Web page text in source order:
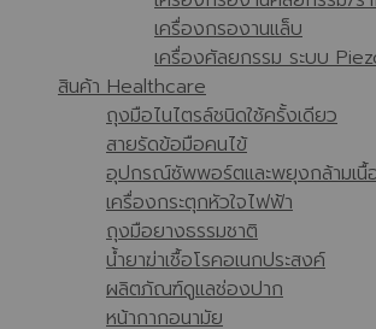
เครื่องกรองานแล็บ
เครื่องศัลยกรรม ระบบ
สินค้า Healthcare
ถุงมือไนไตรล์ชนิดใช้ครั้งเดียว
สายรัดข้อมือคนไข้
อุปกรณ์ซัพพอร์ตและพยุงกล้ามเนื้
เครื่องกระตุกหัวใจไฟฟ้า
ถุงมือยางธรรมชาติ
น้ำยาฆ่าเชื้อโรคอเนกประสงค์
ผลิตภัณฑ์ดูแลช่องปาก
หน้ากากอนามัย